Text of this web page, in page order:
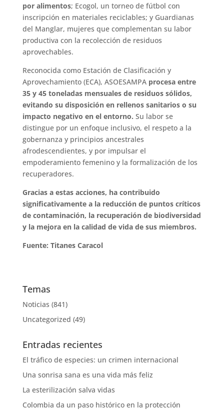
por alimentos; Ecogol, un torneo de fútbol con
inscripción en materiales reciclables; y Guardianas
del Manglar, mujeres que complementan su labor
productiva con la recolección de residuos
aprovechables.
Reconocida como Estación de Clasificación y
Aprovechamiento (ECA), ASOESAMPA procesa entre
35 y 45 toneladas mensuales de residuos sólidos,
evitando su disposición en rellenos sanitarios o su
impacto negativo en el entorno. Su labor se
distingue por un enfoque inclusivo, el respeto a la
gobernanza y principios ancestrales
afrodescendientes, y por impulsar el
empoderamiento femenino y la formalización de los
recuperadores.
Gracias a estas acciones, ha contribuido
significativamente a la reducción de puntos críticos
de contaminación, la recuperación de biodiversidad
y la mejora en la calidad de vida de sus miembros.
Fuente: Titanes Caracol
Temas
Noticias (841)
Uncategorized (49)
Entradas recientes
El tráfico de especies: un crimen internacional
Una sonrisa sana es una vida más feliz
La esterilización salva vidas
Colombia da un paso histórico en la protección